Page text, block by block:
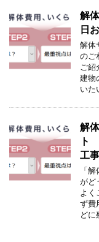
解
日
解体
のご
ご紹
建物
いた
解
工
「
がど
よく
ず費
どに